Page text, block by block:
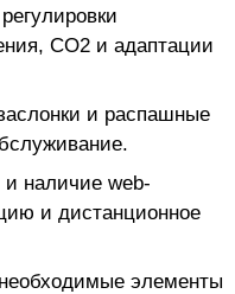
CO2 и адаптации
и распашные
и наличие web-
и дистанционное
элементы